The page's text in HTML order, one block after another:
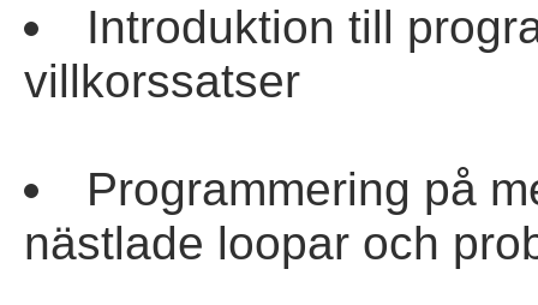
Introduktion till
villkorssatser
Programmering på
nästlade loopar och